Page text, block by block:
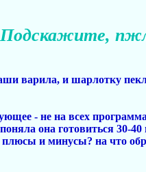
варила, и шарлотку
- не на всех
она готовиться 30-
и минусы? на что